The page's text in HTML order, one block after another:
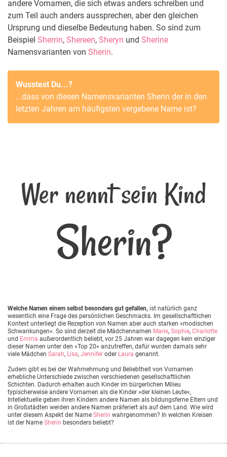
andere Vornamen, die sich etwas anders schreiben und
zum Teil auch anders aussprechen, aber den gleichen
Ursprung und dieselbe Bedeutung haben. So sind zum
Beispiel Sherrin, Shereen, Sheryn und Sherine
Namensvarianten von Sherin.
Wusstest Du...?
...dass von diesen Namensvarianten Sherin der in den
letzten Jahren am häufigsten vergebene Name ist?
Wer nennt sein Kind
Sherin?
Welche Namen einem selbst besonders gut gefallen, ist natürlich ganz
wesentlich eine Frage des persönlichen Geschmacks. Im gesellschaftlichen
Kontext unterliegt die Rezeption von Namen aber auch starken »modischen
Schwankungen«. So sind derzeit die Mädchennamen Marie, Sophie, Charlotte
und Emma außerordentlich beliebt, vor 25 Jahren war dagegen kein einziger
dieser Namen unter den »Top 20« anzutreffen, dafür wurden damals sehr
viele Mädchen Sarah, Lisa, Jennifer oder Laura genannt.
Zudem gibt es bei der Wahrnehmung und Beliebtheit von Vornamen
erhebliche Unterschiede zwischen verschiedenen gesellschaftlichen
Schichten. Dadurch erhalten auch Kinder im bürgerlichen Milieu
typischerweise andere Vornamen als die Kinder »der kleinen Leute«,
Intellektuelle geben ihren Kindern andere Namen als bildungsferne Eltern und
in Großstädten werden andere Namen präferiert als auf dem Land. Wie wird
unter diesem Aspekt der Name Sherin wahrgenommen? In welchen Kreisen
ist der Name Sherin besonders beliebt?